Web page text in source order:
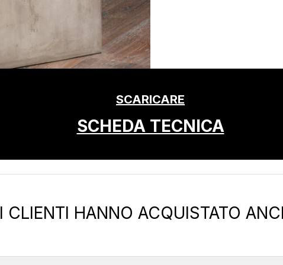
SCARICARE
SCHEDA TECNICA
I CLIENTI HANNO ACQUISTATO